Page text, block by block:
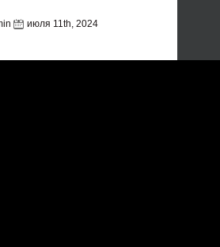
июля 11th, 2024